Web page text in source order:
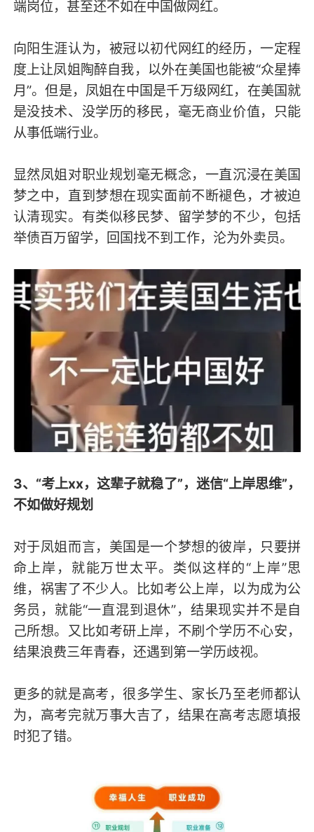
端岗位，甚至还不如在中国做网红。
向阳生涯认为，被冠以初代网红的经历，一定程
度上让凤姐陶醉自我，以外在美国也能被“众星捧
月”。但是，凤姐在中国是千万级网红，在美国就
是没技术、没学历的移民，毫无商业价值，只能
从事低端行业。
显然凤姐对职业规划毫无概念，一直沉浸在美国
梦之中，直到梦想在现实面前不断褪色，才被迫
认清现实。有类似移民梦、留学梦的不少，包括
举债百万留学，回国找不到工作，沦为外卖员。
3、“考上xx，这辈子就稳了”，迷信“上岸思维”，
不如做好规划
对于凤姐而言，美国是一个梦想的彼岸，只要拼
命上岸，就能万世太平。类似这样的“上岸”思
维，祸害了不少人。比如考公上岸，以为成为公
务员，就能“一直混到退休”，结果现实并不是自
己所想。又比如考研上岸，不刷个学历不心安，
结果浪费三年青春，还遇到第一学历歧视。
更多的就是高考，很多学生、家长乃至老师都认
为，高考完就万事大吉了，结果在高考志愿填报
时犯了错。